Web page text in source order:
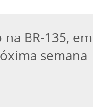
BR-135,
semana